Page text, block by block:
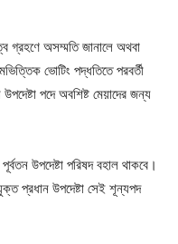
গ্রহণে অসম্মতি জানালে অথবা
ভোটিং পদ্ধতিতে পরবর্তী
পদে অবশিষ্ট মেয়াদের জন্য
উপদেষ্টা পরিষদ বহাল থাকবে।
প্রধান উপদেষ্টা সেই শূন্যপদ